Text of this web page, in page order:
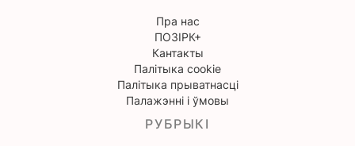
Пра нас
ПОЗІРК+
Кантакты
Палітыка cookie
Палітыка прыватнасці
Палажэнні і ўмовы
РУБРЫКІ